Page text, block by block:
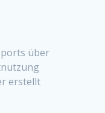
über
erstellt